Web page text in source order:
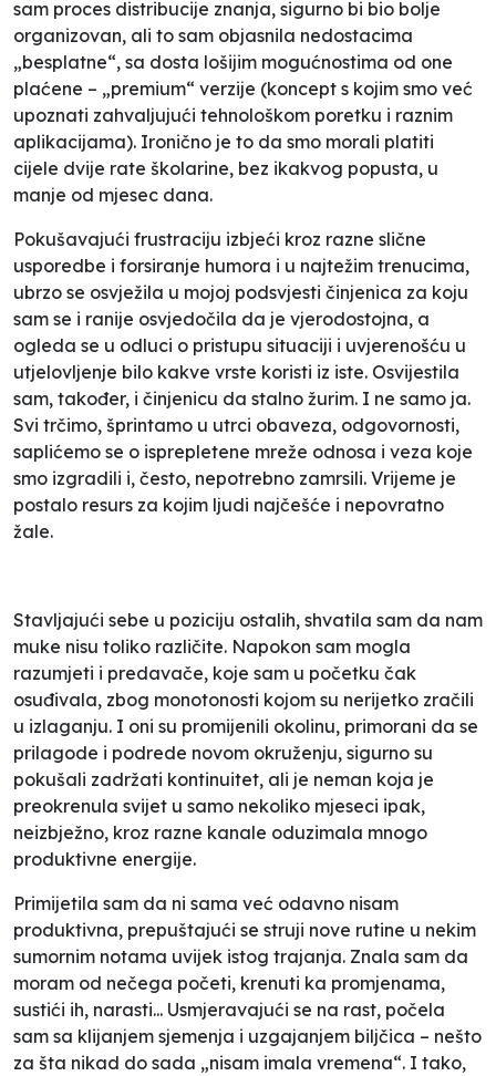
sam proces distribucije znanja, sigurno bi bio bolje
organizovan, ali to sam objasnila nedostacima
„besplatne“, sa dosta lošijim mogućnostima od one
plaćene – „premium“ verzije (koncept s kojim smo već
upoznati zahvaljujući tehnološkom poretku i raznim
aplikacijama). Ironično je to da smo morali platiti
cijele dvije rate školarine, bez ikakvog popusta, u
manje od mjesec dana.
Pokušavajući frustraciju izbjeći kroz razne slične
usporedbe i forsiranje humora i u najtežim trenucima,
ubrzo se osvježila u mojoj podsvjesti činjenica za koju
sam se i ranije osvjedočila da je vjerodostojna, a
ogleda se u odluci o pristupu situaciji i uvjerenošću u
utjelovljenje bilo kakve vrste koristi iz iste. Osvijestila
sam, također, i činjenicu da stalno žurim. I ne samo ja.
Svi trčimo, šprintamo u utrci obaveza, odgovornosti,
saplićemo se o isprepletene mreže odnosa i veza koje
smo izgradili i, često, nepotrebno zamrsili. Vrijeme je
postalo resurs za kojim ljudi najčešće i nepovratno
žale.
Stavljajući sebe u poziciju ostalih, shvatila sam da nam
muke nisu toliko različite. Napokon sam mogla
razumjeti i predavače, koje sam u početku čak
osuđivala, zbog monotonosti kojom su nerijetko zračili
u izlaganju. I oni su promijenili okolinu, primorani da se
prilagode i podrede novom okruženju, sigurno su
pokušali zadržati kontinuitet, ali je neman koja je
preokrenula svijet u samo nekoliko mjeseci ipak,
neizbježno, kroz razne kanale oduzimala mnogo
produktivne energije.
Primijetila sam da ni sama već odavno nisam
produktivna, prepuštajući se struji nove rutine u nekim
sumornim notama uvijek istog trajanja. Znala sam da
moram od nečega početi, krenuti ka promjenama,
sustići ih, narasti... Usmjeravajući se na rast, počela
sam sa klijanjem sjemenja i uzgajanjem biljčica – nešto
za šta nikad do sada „nisam imala vremena“. I tako,